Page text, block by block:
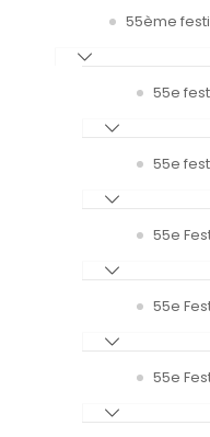
55ème
55e
55e
55e
55e
55e